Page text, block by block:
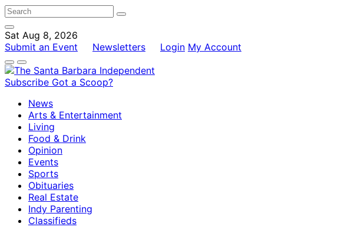
Sat Aug 8, 2026
Submit an Event
Newsletters Login My Account
Subscribe Got a Scoop?
News
Arts & Entertainment
Living
Food & Drink
Opinion
Events
Sports
Obituaries
Real Estate
Indy Parenting
Classifieds